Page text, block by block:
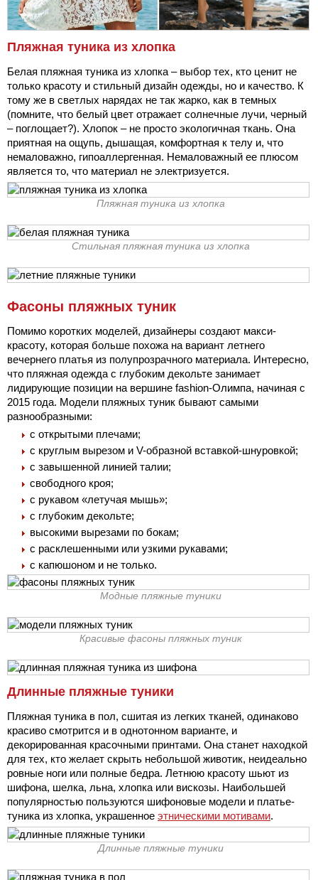
Пляжная туника из хлопка
Белая пляжная туника из хлопка – выбор тех, кто ценит не
только красоту и стильный дизайн одежды, но и качество. К
тому же в светлых нарядах не так жарко, как в темных
(помните, что белый цвет отражает солнечные лучи, черный
– поглощает?). Хлопок – не просто экологичная ткань. Она
приятная на ощупь, дышащая, комфортная к телу и, что
немаловажно, гипоаллергенная. Немаловажный ее плюсом
является то, что материал не электризуется.
Пляжная туника из хлопка
Стильная пляжная туника из хлопка
Фасоны пляжных туник
Помимо коротких моделей, дизайнеры создают макси-
красоту, которая больше похожа на вариант летнего
вечернего платья из полупрозрачного материала. Интересно,
что пляжная одежда с глубоким декольте занимает
лидирующие позиции на вершине fashion-Олимпа, начиная с
2015 года. Модели пляжных туник бывают самыми
разнообразными:
с открытыми плечами;
с круглым вырезом и V-образной вставкой-шнуровкой;
с завышенной линией талии;
свободного кроя;
с рукавом «летучая мышь»;
с глубоким декольте;
высокими вырезами по бокам;
с расклешенными или узкими рукавами;
с капюшоном и не только.
Модные пляжные туники
Красивые фасоны пляжных туник
Длинные пляжные туники
Пляжная туника в пол, сшитая из легких тканей, одинаково
красиво смотрится и в однотонном варианте, и
декорированная красочными принтами. Она станет находкой
для тех, кто желает скрыть небольшой животик, неидеально
ровные ноги или полные бедра. Летнюю красоту шьют из
шифона, шелка, льна, хлопка или вискозы. Наибольшей
популярностью пользуются шифоновые модели и платье-
туника из хлопка, украшенное этническими мотивами.
Длинные пляжные туники